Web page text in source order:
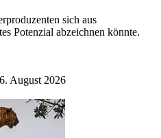
sich aus
Potenzial abzeichnen könnte.
6. August 2026